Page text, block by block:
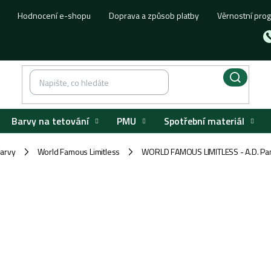
Hodnocení e-shopu Doprava a způsob platby Věrnostní
Barvy na tetování PMU Spotřební materiál
/ World Famous Limitless / WORLD FAMOUS LIMITLESS - A.D.